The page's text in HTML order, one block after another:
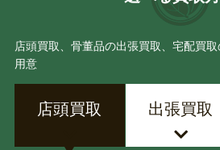
店頭買取、骨董品の出張買取、宅配買
用意
店頭買取 出張買取